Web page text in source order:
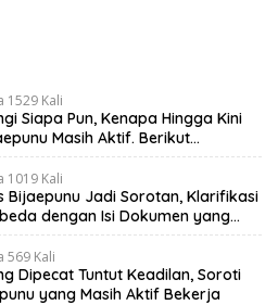
1529 Kali
Siapa Pun, Kenapa Hingga Kini
Masih Aktif. Berikut
I DPRD TTS.
1019 Kali
Bijaepunu Jadi Sorotan, Klarifikasi
dengan Isi Dokumen yang
569 Kali
Dipecat Tuntut Keadilan, Soroti
yang Masih Aktif Bekerja